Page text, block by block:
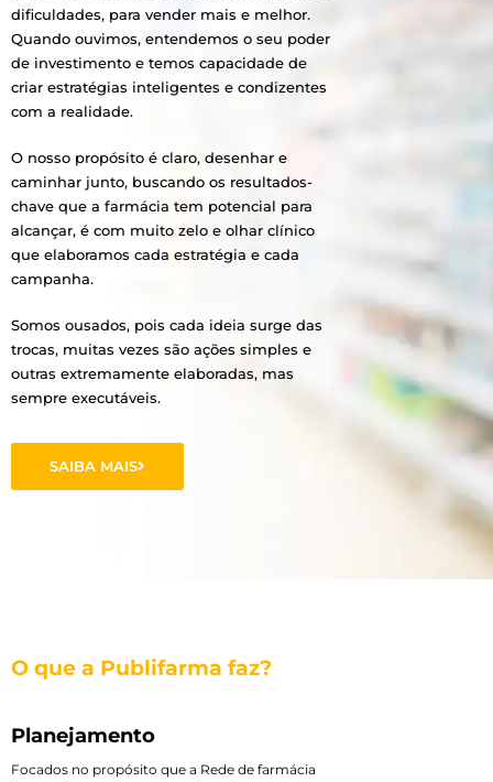
dificuldades, para vender mais e melhor.
Quando ouvimos, entendemos o seu poder
de investimento e temos capacidade de
criar estratégias inteligentes e condizentes
com a realidade.
O nosso propósito é claro, desenhar e
caminhar junto, buscando os resultados-
chave que a farmácia tem potencial para
alcançar, é com muito zelo e olhar clínico
que elaboramos cada estratégia e cada
campanha.
Somos ousados, pois cada ideia surge das
trocas, muitas vezes são ações simples e
outras extremamente elaboradas, mas
sempre executáveis.
SAIBA MAIS
O que a Publifarma faz?
Planejamento
Focados no propósito que a Rede de farmácia